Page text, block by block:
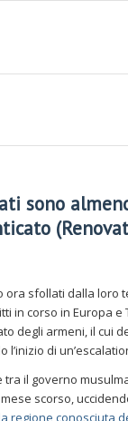
sono
ora sfollati dalla
in corso in Europa
degli armeni, il cui
di
il governo
scorso,
regione conosciuta